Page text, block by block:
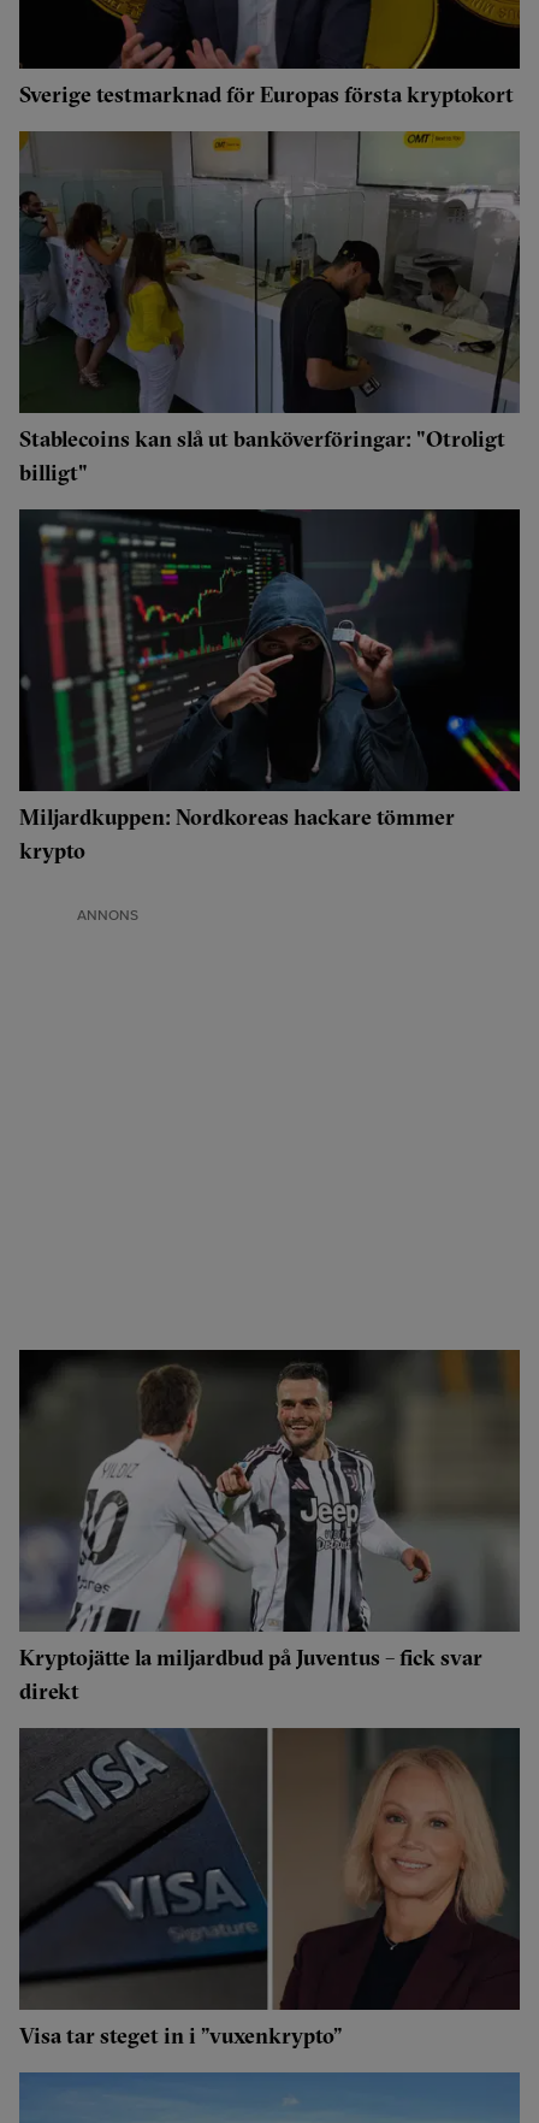
Sverige testmarknad för Europas första kryptokort
Stablecoins kan slå ut banköverföringar: "Otroligt
billigt"
Miljardkuppen: Nordkoreas hackare tömmer
krypto
ANNONS
Kryptojätte la miljardbud på Juventus – fick svar
direkt
Visa tar steget in i ”vuxenkrypto”